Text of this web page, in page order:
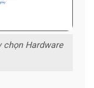
chọn Hardware